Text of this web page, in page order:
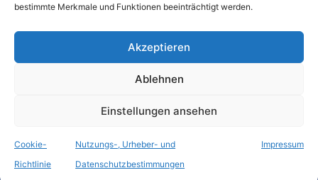
bestimmte Merkmale und Funktionen beeinträchtigt werden.
Akzeptieren
Ablehnen
Einstellungen ansehen
Cookie-
Richtlinie
Nutzungs-, Urheber- und
Datenschutzbestimmungen
Impressum
© Raumfahrer Net e.V. 2026